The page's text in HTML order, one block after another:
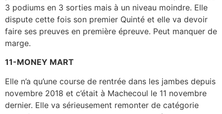
3 podiums en 3 sorties mais à un niveau moindre. Elle
dispute cette fois son premier Quinté et elle va devoir
faire ses preuves en première épreuve. Peut manquer de
marge.
11-MONEY MART
Elle n’a qu’une course de rentrée dans les jambes depuis
novembre 2018 et c’était à Machecoul le 11 novembre
dernier. Elle va sérieusement remonter de catégorie